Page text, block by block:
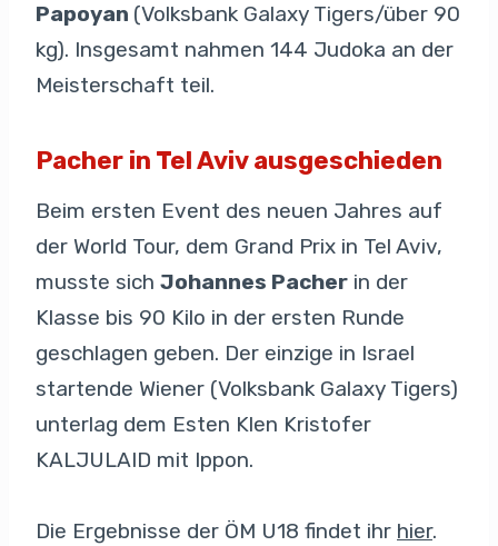
Papoyan (Volksbank Galaxy Tigers/über 90
kg). Insgesamt nahmen 144 Judoka an der
Meisterschaft teil.
Pacher in Tel Aviv ausgeschieden
Beim ersten Event des neuen Jahres auf
der World Tour, dem Grand Prix in Tel Aviv,
musste sich Johannes Pacher in der
Klasse bis 90 Kilo in der ersten Runde
geschlagen geben. Der einzige in Israel
startende Wiener (Volksbank Galaxy Tigers)
unterlag dem Esten Klen Kristofer
KALJULAID mit Ippon.
Die Ergebnisse der ÖM U18 findet ihr hier.